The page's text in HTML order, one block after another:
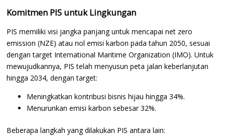
Komitmen PIS untuk Lingkungan
PIS memiliki visi jangka panjang untuk mencapai net zero
emission (NZE) atau nol emisi karbon pada tahun 2050, sesuai
dengan target International Maritime Organization (IMO). Untuk
mewujudkannya, PIS telah menyusun peta jalan keberlanjutan
hingga 2034, dengan target:
Meningkatkan kontribusi bisnis hijau hingga 34%.
Menurunkan emisi karbon sebesar 32%.
Beberapa langkah yang dilakukan PIS antara lain: